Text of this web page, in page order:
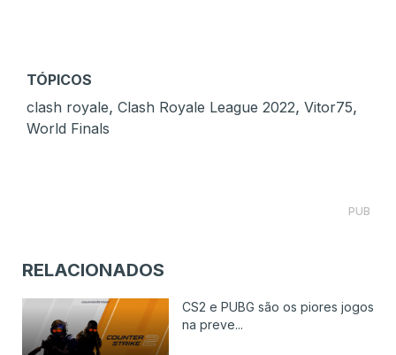
TÓPICOS
clash royale, Clash Royale League 2022, Vitor75,
World Finals
PUB
RELACIONADOS
CS2 e PUBG são os piores jogos
na preve...